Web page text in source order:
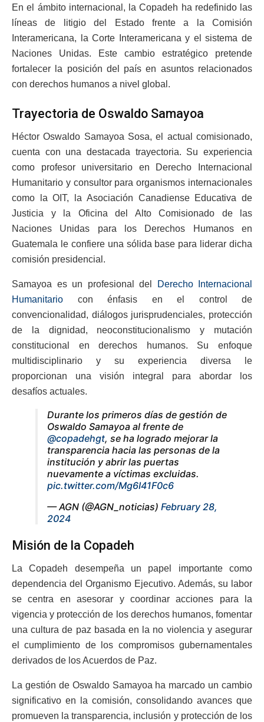
En el ámbito internacional, la Copadeh ha redefinido las
líneas de litigio del Estado frente a la Comisión
Interamericana, la Corte Interamericana y el sistema de
Naciones Unidas. Este cambio estratégico pretende
fortalecer la posición del país en asuntos relacionados
con derechos humanos a nivel global.
Trayectoria de Oswaldo Samayoa
Héctor Oswaldo Samayoa Sosa, el actual comisionado,
cuenta con una destacada trayectoria. Su experiencia
como profesor universitario en Derecho Internacional
Humanitario y consultor para organismos internacionales
como la OIT, la Asociación Canadiense Educativa de
Justicia y la Oficina del Alto Comisionado de las
Naciones Unidas para los Derechos Humanos en
Guatemala le confiere una sólida base para liderar dicha
comisión presidencial.
Samayoa es un profesional del
Derecho Internacional
Humanitario con énfasis en el control de
convencionalidad, diálogos jurisprudenciales, protección
de la dignidad, neoconstitucionalismo y mutación
constitucional en derechos humanos. Su enfoque
multidisciplinario y su experiencia diversa le
proporcionan una visión integral para abordar los
desafíos actuales.
Durante los primeros días de gestión de
Oswaldo Samayoa al frente de
@copadehgt, se ha logrado mejorar la
transparencia hacia las personas de la
institución y abrir las puertas
nuevamente a víctimas excluidas.
pic.twitter.com/Mg6I41F0c6
— AGN (@AGN_noticias) February 28,
2024
Misión de la Copadeh
La Copadeh desempeña un papel importante como
dependencia del Organismo Ejecutivo. Además, su labor
se centra en asesorar y coordinar acciones para la
vigencia y protección de los derechos humanos, fomentar
una cultura de paz basada en la no violencia y asegurar
el cumplimiento de los compromisos gubernamentales
derivados de los Acuerdos de Paz.
La gestión de Oswaldo Samayoa ha marcado un cambio
significativo en la comisión, consolidando avances que
promueven la transparencia, inclusión y protección de los